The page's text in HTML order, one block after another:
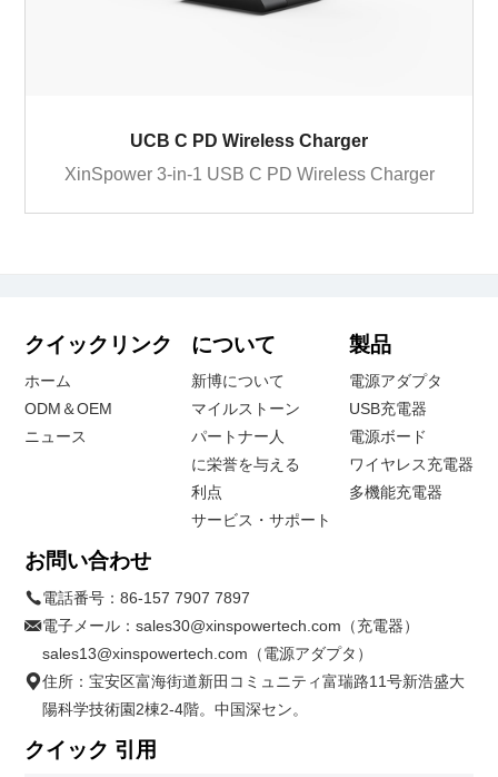
UCB C PD Wireless Charger
XinSpower 3-in-1 USB C PD Wireless Charger
クイックリンク
ホーム
ODM＆OEM
ニュース
について
新博について
マイルストーン
パートナー人
に栄誉を与える
利点
サービス・サポート
製品
電源アダプタ
USB充電器
電源ボード
ワイヤレス充電器
多機能充電器
お問い合わせ
電話番号：86-157 7907 7897
電子メール：sales30@xinspowertech.com（充電器）
sales13@xinspowertech.com（電源アダプタ）
住所：宝安区富海街道新田コミュニティ富瑞路11号新浩盛大
陽科学技術園2棟2-4階。中国深セン。
クイック 引用